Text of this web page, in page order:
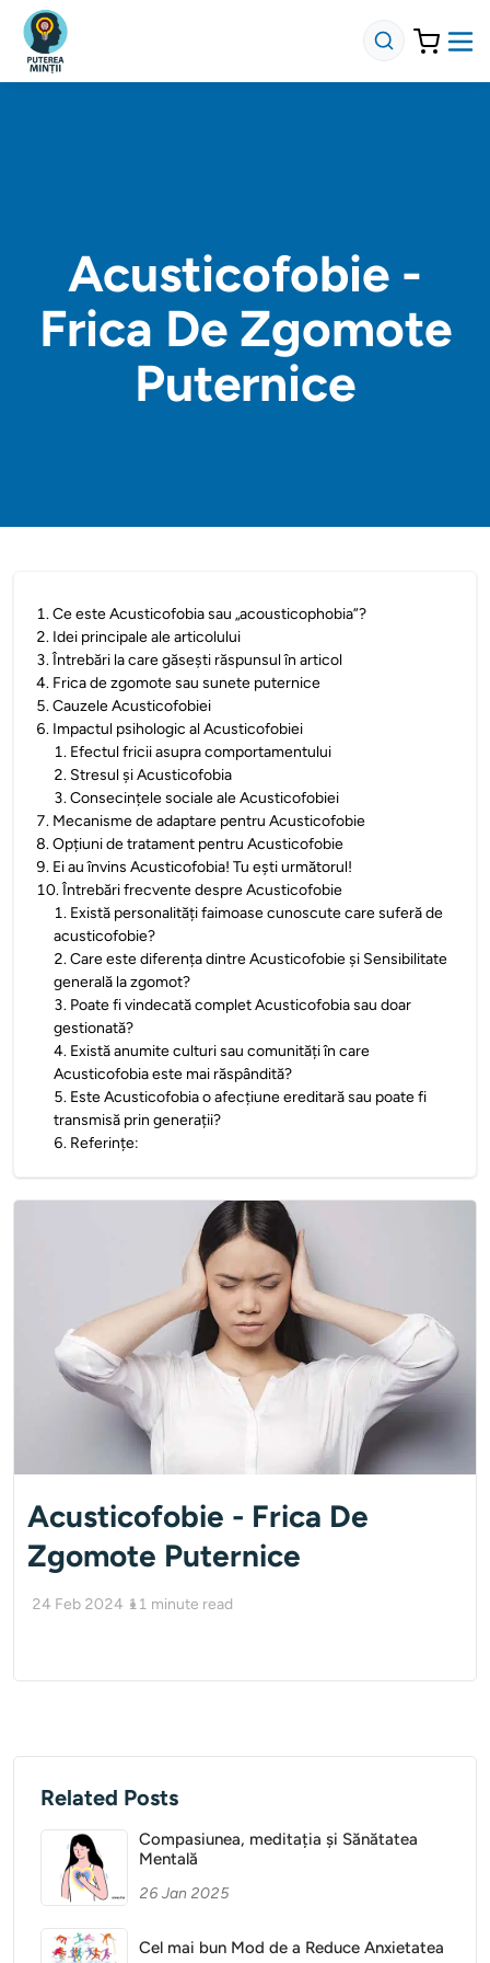
Acusticofobie -
Frica De Zgomote
Puternice
1.Ce este Acusticofobia sau „acousticophobia”?
2. Idei principale ale articolului
3.Întrebări la care găsești răspunsul în articol
4. Frica de zgomote sau sunete puternice
5.Cauzele Acusticofobiei
6. Impactul psihologic al Acusticofobiei
1. Efectul fricii asupra comportamentului
2. Stresul și Acusticofobia
3.Consecințele sociale ale Acusticofobiei
7. Mecanisme de adaptare pentru Acusticofobie
8.Opțiuni de tratament pentru Acusticofobie
9. Ei au învins Acusticofobia! Tu ești următorul!
10.Întrebări frecvente despre Acusticofobie
1. Există personalități faimoase cunoscute care suferă de
acusticofobie?
2.Care este diferența dintre Acusticofobie și Sensibilitate
generală la zgomot?
3. Poate fi vindecată complet Acusticofobia sau doar
gestionată?
4. Există anumite culturi sau comunități în care
Acusticofobia este mai răspândită?
5. Este Acusticofobia o afecțiune ereditară sau poate fi
transmisă prin generații?
6. Referințe:
Acusticofobie - Frica De
Zgomote Puternice
24 Feb 2024 11 minute read
Related Posts
Compasiunea, meditația și Sănătatea
Mentală
26 Jan 2025
Cel mai bun Mod de a Reduce Anxietatea